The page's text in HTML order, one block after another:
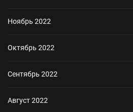
Ноябрь 2022
Октябрь 2022
Сентябрь 2022
Август 2022